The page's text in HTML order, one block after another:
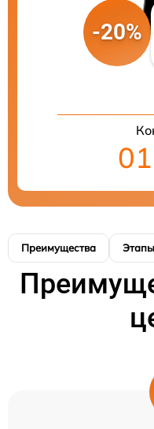
-20%
Преимущества